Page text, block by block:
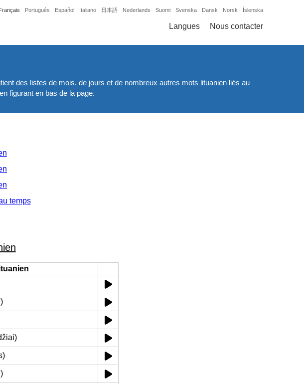
Português Español Italiano 日本語 Nederlands Suomi Svenska Dansk Norsk Íslenska
Langues Nous contacter
des listes de mois, de jours et de nombreux autres mots lituanien liés au
figurant en bas de la page.
temps